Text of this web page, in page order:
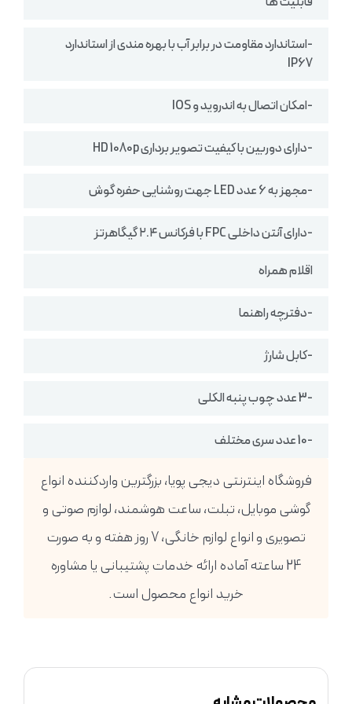
-استاندارد مقاومت در برابر آب با بهره مندی از استاندارد
IP67
-امکان اتصال به اندروید و IOS
-دارای دوربین با کیفیت تصویر برداری HD 1080p
-مجهز به 6 عدد LED جهت روشنایی حفره گوش
-دارای آنتن داخلی FPC با فرکانس ۲.۴ گیگاهرتز
اقلام همراه
-دفترچه راهنما
-کابل شارژ
-3 عدد چوب پنبه الکلی
-10 عدد سری مختلف
فروشگاه اینترنتی دیجی پویا، بزرگترین واردکننده انواع
گوشی موبایل، تبلت، ساعت هوشمند، لوازم صوتی و
تصویری و انواع لوازم خانگی، 7 روز هفته و به صورت
24 ساعته آماده ارائه خدمات پشتیبانی یا مشاوره
خرید انواع محصول است.